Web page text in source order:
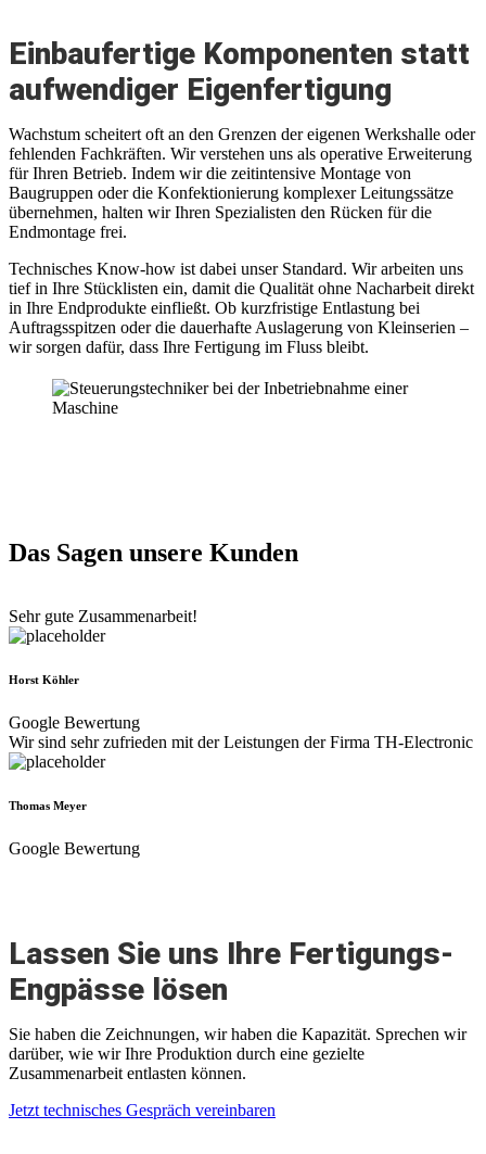
Einbaufertige Komponenten statt
aufwendiger Eigenfertigung
Wachstum scheitert oft an den Grenzen der eigenen Werkshalle oder
fehlenden Fachkräften. Wir verstehen uns als operative Erweiterung
für Ihren Betrieb. Indem wir die zeitintensive Montage von
Baugruppen oder die Konfektionierung komplexer Leitungssätze
übernehmen, halten wir Ihren Spezialisten den Rücken für die
Endmontage frei.
Technisches Know-how ist dabei unser Standard. Wir arbeiten uns
tief in Ihre Stücklisten ein, damit die Qualität ohne Nacharbeit direkt
in Ihre Endprodukte einfließt. Ob kurzfristige Entlastung bei
Auftragsspitzen oder die dauerhafte Auslagerung von Kleinserien –
wir sorgen dafür, dass Ihre Fertigung im Fluss bleibt.
Das Sagen unsere Kunden
Sehr gute Zusammenarbeit!
Horst Köhler
Google Bewertung
Wir sind sehr zufrieden mit der Leistungen der Firma TH-Electronic
Thomas Meyer
Google Bewertung
Lassen Sie uns Ihre Fertigungs-
Engpässe lösen
Sie haben die Zeichnungen, wir haben die Kapazität. Sprechen wir
darüber, wie wir Ihre Produktion durch eine gezielte
Zusammenarbeit entlasten können.
Jetzt technisches Gespräch vereinbaren